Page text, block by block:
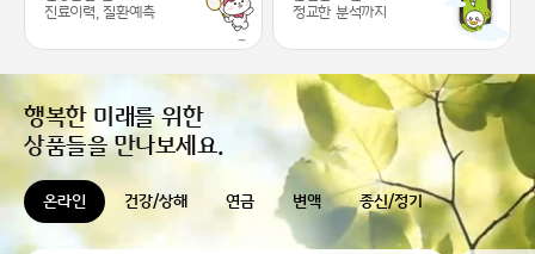
진료이력, 질환예측
정교한 분석까지
행복한 미래를 위한
상품들을 만나보세요.
온라인 건강/상해 연금 변액 종신/정기